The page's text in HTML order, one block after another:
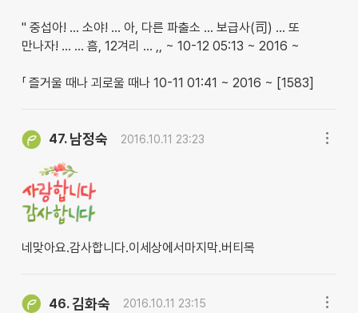
" 중섭아! … 소야! … 아, 다른 파출소 … 보급사(司) … 또
만나자! … … 흠, 12겨리 … ,, ~ 10-12 05:13 ~ 2016 ~
「 즐거울 때나 괴로울 때나 10-11 01:41 ~ 2016 ~ [1583]
47. 남정숙 2016.10.11 23:23
네맞아요.감사합니다.이세상에서마지막.버티목
46.김화숙 2016.10.11 23:15